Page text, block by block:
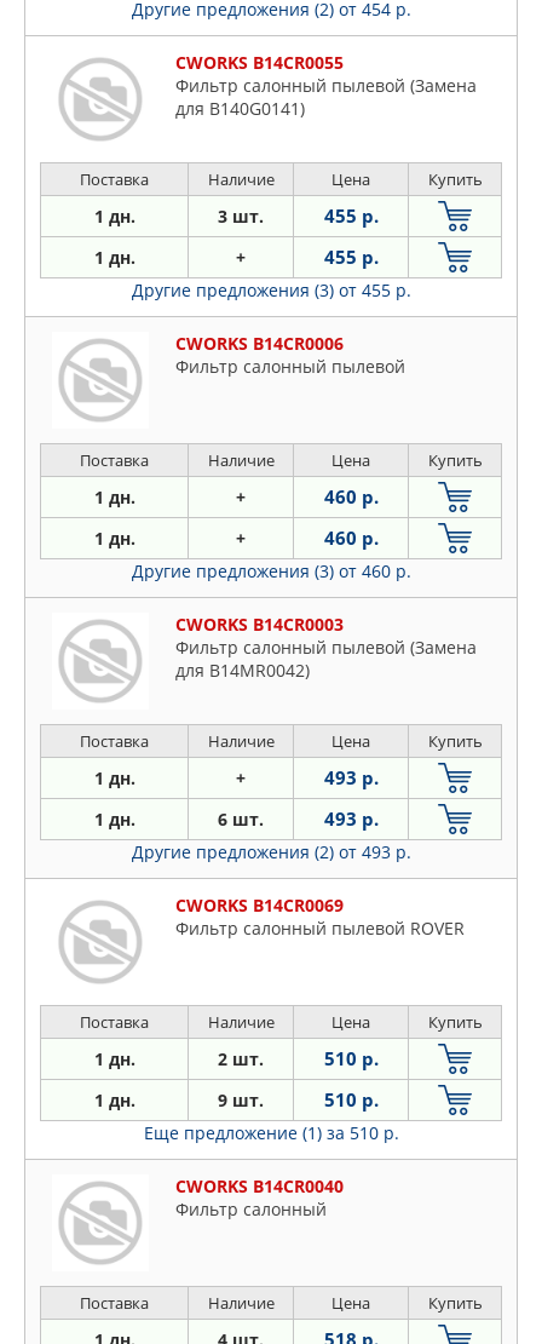
Другие предложения (2) от 454 р.
CWORKS B14CR0055
Фильтр салонный пылевой (Замена
для B140G0141)
Поставка Наличие Цена Купить
1 дн. 3 шт. 455 р.
1 дн. + 455 р.
Другие предложения (3) от 455 р.
CWORKS B14CR0006
Фильтр салонный пылевой
Поставка Наличие Цена Купить
1 дн. + 460 р.
1 дн. + 460 р.
Другие предложения (3) от 460 р.
CWORKS B14CR0003
Фильтр салонный пылевой (Замена
для B14MR0042)
Поставка Наличие Цена Купить
1 дн. + 493 р.
1 дн. 6 шт. 493 р.
Другие предложения (2) от 493 р.
CWORKS B14CR0069
Фильтр салонный пылевой ROVER
Поставка Наличие Цена Купить
1 дн. 2 шт. 510 р.
1 дн. 9 шт. 510 р.
Еще предложение (1) за 510 р.
CWORKS B14CR0040
Фильтр салонный
Поставка Наличие Цена Купить
518 р.